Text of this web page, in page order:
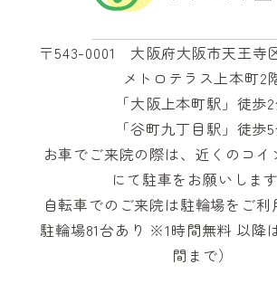
〒543-0001 大阪府大阪市天王寺
メトロテラス上本町2
「大阪上本町駅」徒歩
「谷町九丁目駅」徒歩
お車でご来院の際は、近くのコ
にて駐車をお願いします
自転車でのご来院は駐輪場をご利
駐輪場81台あり ※1時間無料 以降
間まで）